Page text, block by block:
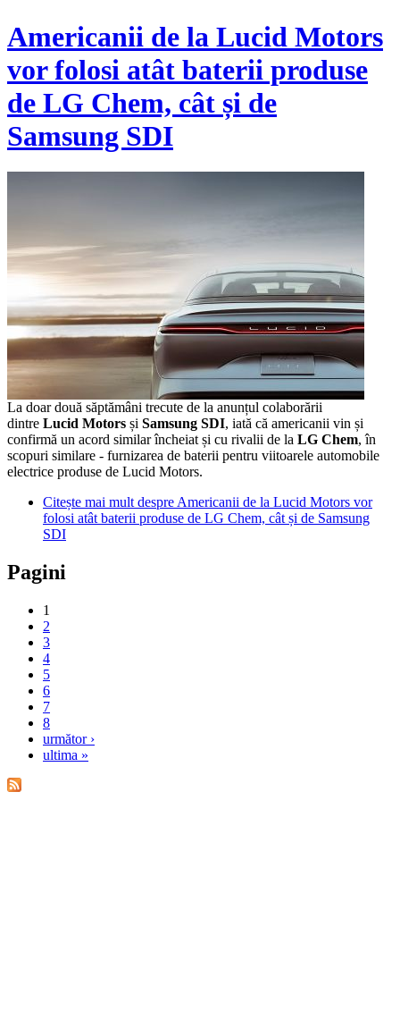
Americanii de la Lucid Motors
vor folosi atât baterii produse
de LG Chem, cât și de
Samsung SDI
La doar două săptămâni trecute de la anunțul colaborării
dintre Lucid Motors și Samsung SDI, iată că americanii vin și
confirmă un acord similar încheiat și cu rivalii de la LG Chem, în
scopuri similare - furnizarea de baterii pentru viitoarele automobile
electrice produse de Lucid Motors.
Citește mai mult despre Americanii de la Lucid Motors vor
folosi atât baterii produse de LG Chem, cât și de Samsung
SDI
Pagini
1
2
3
4
5
6
7
8
următor ›
ultima »